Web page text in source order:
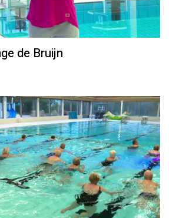
de Bruijn